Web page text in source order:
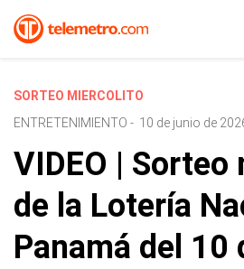
SORTEO MIERCOLITO
ENTRETENIMIENTO - 10 de junio de
VIDEO |
de la Lotería
Panamá del 10